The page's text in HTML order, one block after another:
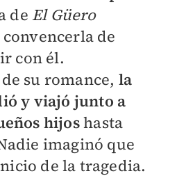
de El Güero
de
con él.
su romance, la
y viajó junto a
hijoshasta
imaginó que
de la tragedia.